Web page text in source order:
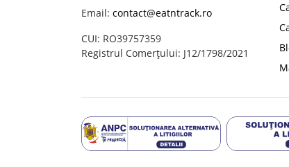
Email: contact@eatntrack.ro
CUI: RO39757359
Registrul Comerțului: J12/1798/2021